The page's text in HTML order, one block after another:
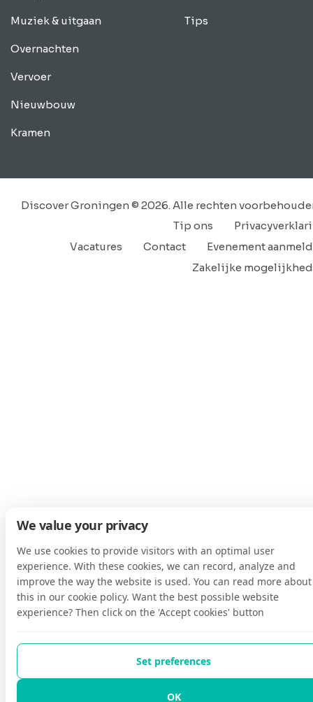
Muziek & uitgaan
Overnachten
Vervoer
Nieuwbouw
Kramen
Tips
Discover Groningen © 2026. Alle rechten
Tip ons
Evenement
Contact
Vacatures
Zakelijke
We value your privacy
We use cookies to provide visitors with an optimal user
experience. With these cookies, we can record, analyze and
improve the way the website is used. You can read more about
this in our cookie policy. Want the best possible website
experience? Then click on the 'Accept cookies' button
Set preferences
OK